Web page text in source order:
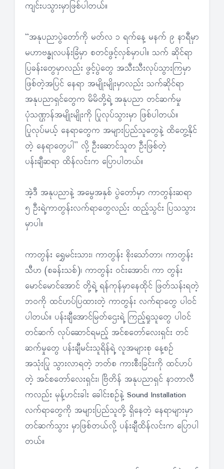
ကျင်းပသွားမှာဖြစ်ပါတယ်။
“အနုပညာပွဲတော်ကို မတ်လ ၁ ရက်နေ့ မနက် ၉ နာရီမှာ
မဟာဗန္ဓုလပန်းခြံမှာ စတင်ဖွင့်လှစ်မှာပါ။ သက် ဆိုင်ရာ
ပြခန်းတွေမှာလည်း ဖွင့်ပွဲတွေ အသီးသီးလုပ်သွားကြမှာ
ဖြစ်တဲ့အပြင် နေရာ အမျိုးမျိုးမှာလည်း သက်ဆိုင်ရာ
အနုပညာရှင်တွေက မိမိတို့ရဲ့ အနုပညာ တင်ဆက်မှု
ပုံသဏ္ဌာန်အမျိုးမျိုးကို ပြုလုပ်သွားမှာ ဖြစ်ပါတယ်။
ပြုလုပ်မယ့် နေရာတွေက အများပြည်သူတွေနဲ့ ထိတွေ့နိုင်
တဲ့ နေရာတွေပါ” လို့ ဦးဆောင်သူတ ဦးဖြစ်တဲ့
ပန်းချီဆရာ ထိန်လင်းက ပြောပါတယ်။
အဲ့ဒီ အနုပညာနဲ့ အမွေအနှစ် ပွဲတော်မှာ ကာတွန်းဆရာ
၅ ဦးရဲ့ကာတွန်းလက်ရာတွေလည်း ထည့်သွင်း ပြသသွား
မှာပါ။
ကာတွန်း ရွှေမင်းသား၊ ကာတွန်း စိုးသော်တာ၊ ကာတွန်း
သီဟ (စခန်းသစ်)၊ ကာတွန်း ဝင်းအောင်၊ ကာ တွန်း
မောင်မောင်အောင် တို့ရဲ့ ရန်ကုန်မှာနေထိုင် ဖြတ်သန်းရတဲ့
ဘဝကို ထင်ဟပ်ပြထားတဲ့ ကာတွန်း လက်ရာတွေ ပါဝင်
ပါတယ်။ ပန်းချီအောင်မြတ်ဌေးရဲ့ ကြည့်ရှုသူတွေ ပါဝင်
တင်ဆက် လုပ်ဆောင်ရမည့် အင်စတော်လေးရှင်း တင်
ဆက်မှုတွေ ပန်းချီမင်းသူရိန်ရဲ့ လူအများစု နေ့စဉ်
အသုံးပြု သွားလာရတဲ့ ဘတ်စ ကားစီးခြင်းကို ထင်ဟပ်
တဲ့ အင်စတော်လေးရှင်း၊ ဗြိတိန် အနုပညာရှင် နာတာလီ
ကလည်း မုန့်ဟင်းခါး ခေါင်းစဉ်နဲ့ Sound Installation
လက်ရာတွေကို အများပြည်သူတို့ ရှိနေတဲ့ နေရာများမှာ
တင်ဆက်သွား မှာဖြစ်တယ်လို့ ပန်းချီထိန်လင်းက ပြောပါ
တယ်။